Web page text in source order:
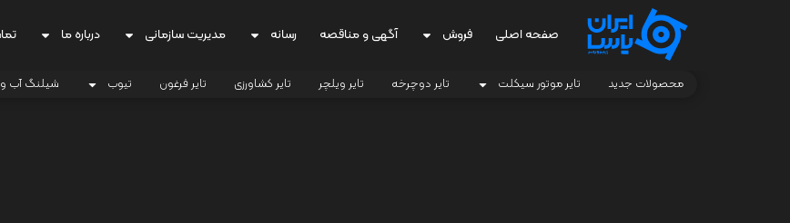
صفحه اصلی فروش آگهی و مناقصه رسانه مدیریت سازمانی درباره ما
محصولات جدید تایر موتور سیکلت تایر دوچرخه تایر ویلچر تایر کشاورزی تایر فرغون تیوب شیلنگ آب و